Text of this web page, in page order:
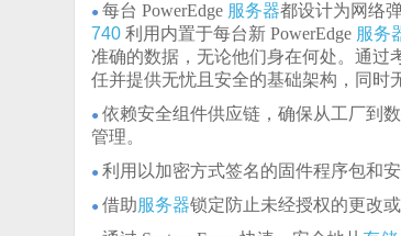
●每台 PowerEdge 服务器都设计为网络
740 利用内置于每台新 PowerEdge 服务
准确的数据，无论他们身在何处。通过
任并提供无忧且安全的基础架构，同时
●依赖安全组件供应链，确保从工厂到
管理。
●利用以加密方式签名的固件程序包和
●借助服务器锁定防止未经授权的更改